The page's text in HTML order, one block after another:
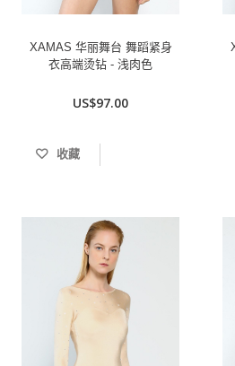
XAMAS 华丽舞台 舞蹈紧身
衣高端烫钻 - 浅肉色
US$97.00
收藏